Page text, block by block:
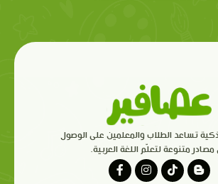
تساعد الطلاب والمعلمين على الوصول
مصادر متنوعة لتعلّم اللغة العربية.